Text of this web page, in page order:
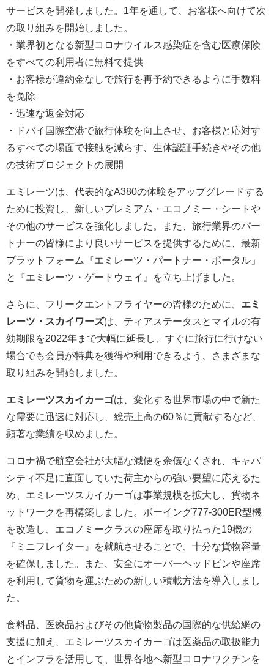
サービスを開発しました。1年を通して、お客様へ向けて次
の取り組みを開始しました。
・業界初となる新型コロナウイルス感染症を含む医療保険
をすべての利用者に無料で提供
・お客様が違約金なしで旅行を再予約できるように手数料
を免除
・迅速な返金対応
・ドバイ国際空港で旅行体験を向上させ、お客様と応対す
るすべての場面で接触を減らす、生体認証手続きやその他
の技術プロジェクトの展開
エミレーツは、代表的なA380の体験をアップグレードする
ために投資し、新しいプレミアム・エコノミー・シートや
その他のサービスを強化しました。また、旅行業界のパー
トナーの皆様により良いサービスを提供するために、最新
プラットフォーム『エミレーツ・パートナー・ポータル」
と『エミレーツ・ゲートウェイ』を立ち上げました。
さらに、フリークエントフライヤーの皆様のために、 エミ
レーツ・スカイワーズは、ティアステータスとマイルの有
効期限を2022年まで大幅に延長し、すぐに旅行に行けない
場合でも会員が特典を獲得や利用できるよう、さまざまな
取り組みを開始しました。
エミレーツスカイカーゴは、変化する世界市場の中で新た
な需要に迅速に対応し、総売上高の60％に貢献するなど、
顕著な業績を収めました。
コロナ禍で航空会社が大幅な減便を余儀なくされ、キャパ
シティ不足に直面していた荷主からの強い要望に応えるた
め、エミレーツスカイカーゴは事業規模を拡大し、貨物ネ
ットワークを再構築しました。ボーイング777-300ER型機
を改造し、エコノミークラスの座席を取り払った19機の
『ミニフレイター』を就航させることで、十分な貨物容量
を確保しました。また、安全にオーバーヘッドビンや座席
を利用して貨物を運ぶための新しい積載方法を導入しまし
た。
食料品、医療品およびその他貨物製品の国際的な供給網の
支援に加え、エミレーツスカイカーゴは医薬品の取扱能力
とインフラを活用して、世界各地へ新型コロナワクチンを